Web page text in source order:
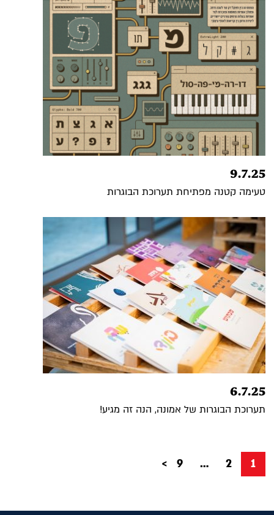
9.7.25
טעימה קטנה מפתיחת תערוכת הבוגרות
6.7.25
תערוכת הבוגרות של אמונה, הנה זה מגיע!
Posts
דף
1 דף
2
… דף
9
עמוד